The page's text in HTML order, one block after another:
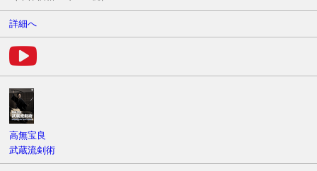
ル
詳細へ
高無宝良
武蔵流剣術